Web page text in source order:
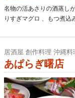
名物の活あさりの酒蒸し
りすぎマグロ 、もつ煮込
居酒屋 創作料理 沖縄料
あぱらぎ曙店